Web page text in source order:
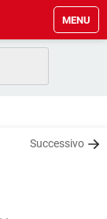
MENU
Successivo